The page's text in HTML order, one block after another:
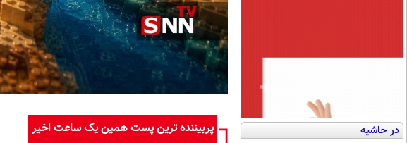
در حاشیه پربیننده ترین پست همین یک ساعت اخیر